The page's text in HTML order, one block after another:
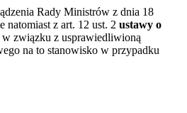
Rady Ministrów z dnia 18
z art. 12 ust. 2 ustawy o
w związku z usprawiedliwioną
na to stanowisko w przypadku